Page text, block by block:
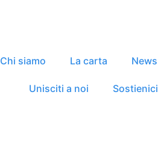
Chi siamo La carta News
Unisciti a noi Sostienici